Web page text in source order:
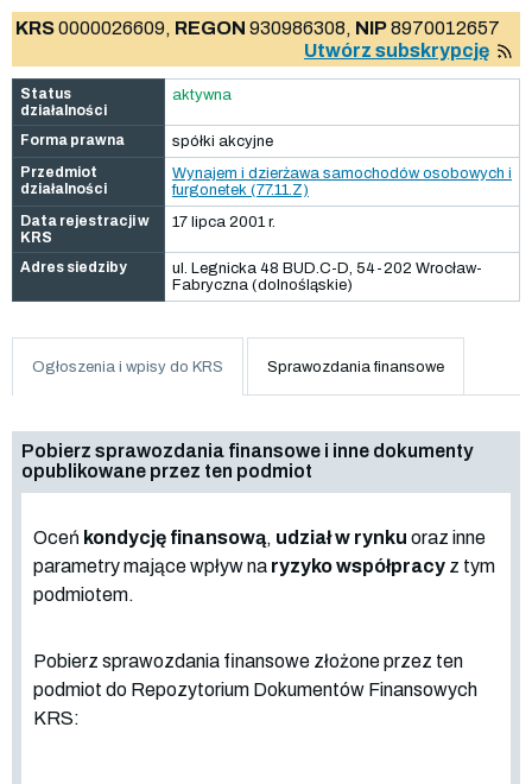
KRS0000026609, REGON 930986308, NIP8970012657
Utwórz subskrypcję
Status
działalności
aktywna
Forma prawna
spółki akcyjne
Przedmiot
działalności
Wynajem i dzierżawa samochodów osobowych i
furgonetek (77.11.Z)
Data rejestracji w
KRS
17 lipca 2001 r.
Adres siedziby
ul. Legnicka 48 BUD.C-D, 54-202 Wrocław-
Fabryczna (dolnośląskie)
Ogłoszenia i wpisy do KRS Sprawozdania finansowe
Pobierz sprawozdania finansowe i inne dokumenty
opublikowane przez ten podmiot
Oceń kondycję finansową, udział w rynku oraz inne
parametry mające wpływ na ryzyko współpracy z tym
podmiotem.
Pobierz sprawozdania finansowe złożone przez ten
podmiot do Repozytorium Dokumentów Finansowych
KRS: